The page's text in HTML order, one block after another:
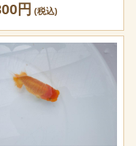
円 (税込)